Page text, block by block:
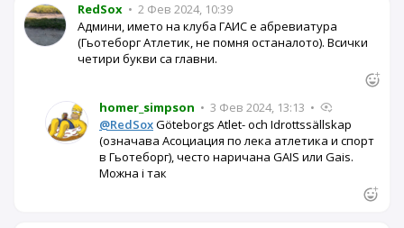
RedSox • 2 Фев 2024, 10:39
Админи, името на клуба ГАИС е абревиатура
(Гьотеборг Атлетик, не помня останалото). Всички
четири букви са главни.
homer_simpson • 3 Фев 2024, 13:13 •
@RedSoxGöteborgs Atlet- och Idrottssällskap
(означава Асоциация по лека атлетика и спорт
в Гьотеборг), често наричана GAIS или Gais.
Можна і так